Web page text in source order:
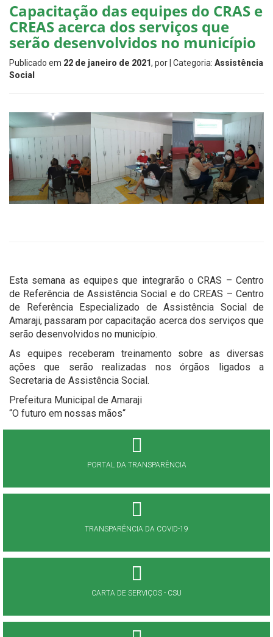
Capacitação das equipes do CRAS e
CREAS acerca dos serviços que
serão desenvolvidos no município
Publicado em 22 de janeiro de 2021, por | Categoria: Assistência
Social
Esta semana as equipes que integrarão o CRAS – Centro
de Referência de Assistência Social e do CREAS – Centro
de Referência Especializado de Assistência Social de
Amaraji, passaram por capacitação acerca dos serviços que
serão desenvolvidos no município.
As equipes receberam treinamento sobre as diversas
ações que serão realizadas nos órgãos ligados a
Secretaria de Assistência Social.
Prefeitura Municipal de Amaraji
“O futuro em nossas mãos“
PORTAL DA TRANSPARÊNCIA
TRANSPARÊNCIA DA COVID-19
CARTA DE SERVIÇOS - CSU